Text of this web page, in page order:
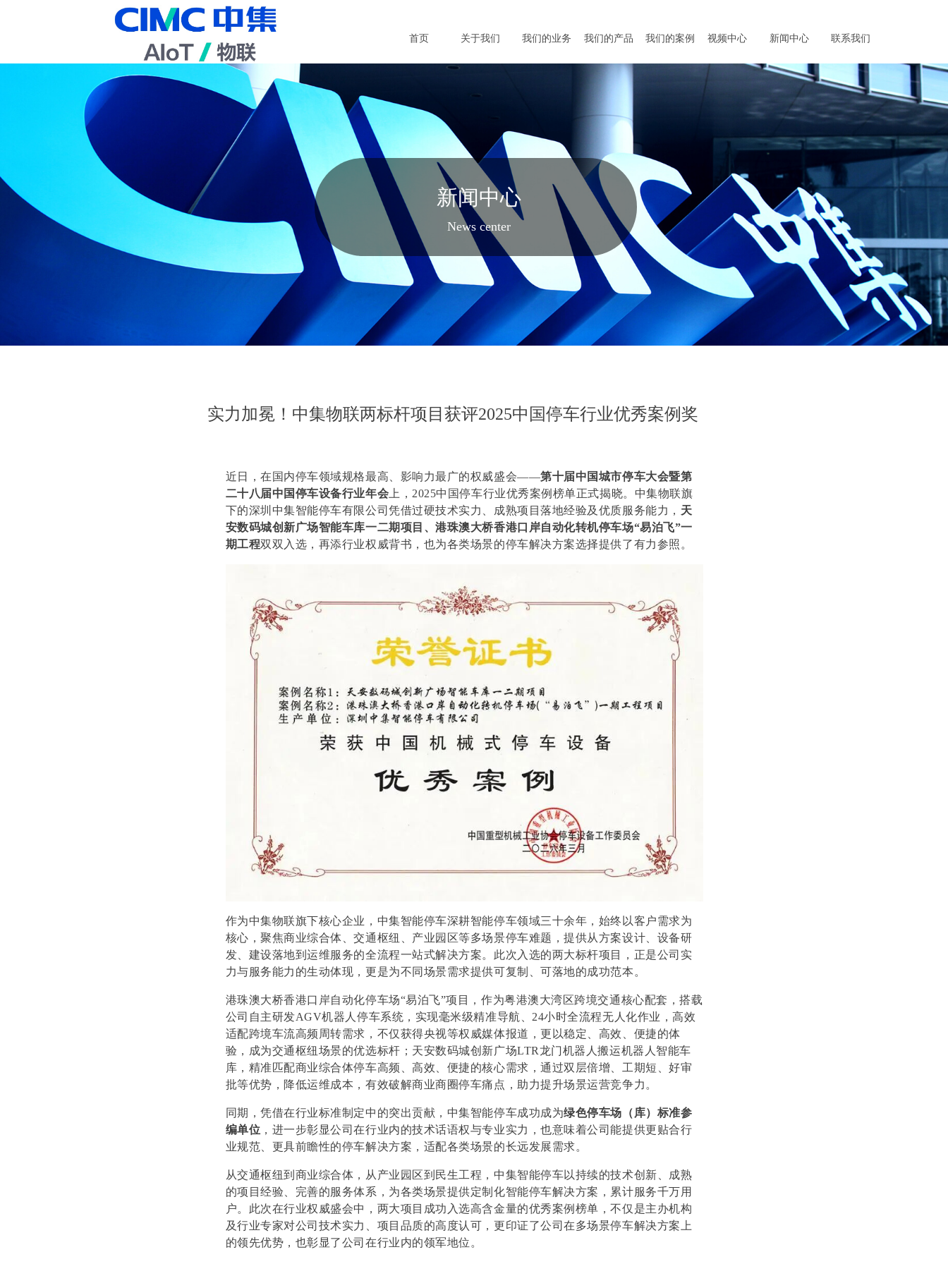
首页 关于我们 我们的业务 我们的产品 我们的案例 视频中心 新闻中心 联系我们
实力加冕！中集物联两标杆项目获评2025中国停车行业优秀案例奖
近日，在国内停车领域规格最高、影响力最广的权威盛会——第十届中国城市停车大会暨第
二十八届中国停车设备行业年会 上， 2025中国停车行业优秀案例榜单正式揭晓。中集物联旗
下的深圳中集智能停车有限公司凭借过硬技术实力、成熟项目落地经验及优质服务能力， 天
安数码城创新广场智能车库一二期项目、港珠澳大桥香港口岸自动化转机停车场“易泊飞”一
期工程双双入选，再添行业权威背书，也为各类场景的停车解决方案选择提供了有力参照。
作为中集物联旗下核心企业，中集智能停车深耕智能停车领域三十余年，始终以客户需求为
核心，聚焦商业综合体、交通枢纽、产业园区等多场景停车难题，提供从方案设计、设备研
发、建设落地到运维服务的全流程一站式解决方案。此次入选的两大标杆项目，正是公司实
力与服务能力的生动体现，更是为不同场景需求提供可复制、可落地的成功范本。
港珠澳大桥香港口岸自动化停车场“易泊飞”项目，作为粤港澳大湾区跨境交通核心配套，搭载
公司自主研发AGV机器人停车系统，实现毫米级精准导航、 24小时全流程无人化作业，高效
适配跨境车流高频周转需求，不仅获得央视等权威媒体报道，更以稳定、高效、便捷的体
验，成为交通枢纽场景的优选标杆；天安数码城创新广场LTR龙门机器人搬运机器人智能车
库，精准匹配商业综合体停车高频、高效、便捷的核心需求，通过双层倍增、工期短、好审
批等优势，降低运维成本，有效破解商业商圈停车痛点，助力提升场景运营竞争力。
同期，凭借在行业标准制定中的突出贡献，中集智能停车成功成为绿色停车场（库）标准参
编单位 ，进一步彰显公司在行业内的技术话语权与专业实力，也意味着公司能提供更贴合行
业规范、更具前瞻性的停车解决方案，适配各类场景的长远发展需求。
从交通枢纽到商业综合体，从产业园区到民生工程，中集智能停车以持续的技术创新、成熟
的项目经验、完善的服务体系，为各类场景提供定制化智能停车解决方案，累计服务千万用
户。此次在行业权威盛会中，两大项目成功入选高含金量的优秀案例榜单，不仅是主办机构
及行业专家对公司技术实力、项目品质的高度认可，更印证了公司在多场景停车解决方案上
的领先优势，也彰显了公司在行业内的领军地位。
新闻中心
News center